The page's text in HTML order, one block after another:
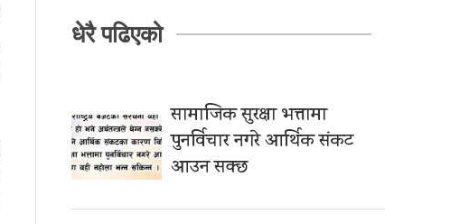
धेरै पढिएको
सामाजिक सुरक्षा भत्तामा
पुनर्विचार नगरे आर्थिक संकट
आउन सक्छ